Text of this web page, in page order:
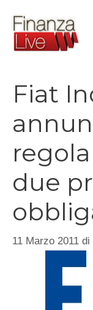
contenuto
Fiat
due
11 Marzo 2011 di